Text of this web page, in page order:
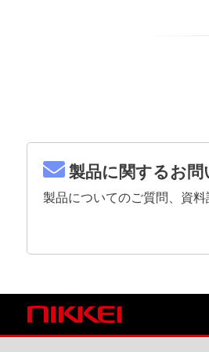
製品に関するお問
製品についてのご質問、資